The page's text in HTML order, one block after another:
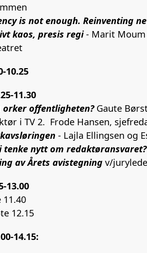
is not enough. Reinventing
kaos, presis regi- Marit Moum
10.25
11.30
orker offentligheten?Gaute
i TV 2. Frode Hansen,
- Lajla Ellingsen og
tenke nytt om redaktøransvaret?
av Årets avistegning v/
13.00
12.15
14.15: